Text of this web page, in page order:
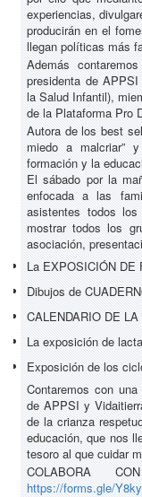
experiencias,
producirán en el
llegan políticas más
Además
presidenta de
la Salud Infantil),
de la Plataforma Pro
Autora de los best
miedo a malcriar”
formación y la
El sábado por la
enfocada a las
asistentes todos
mostrar todos los
asociación,
La EXPOSICIÓN DE
Dibujos de
CALENDARIO DE LA
La exposición de
Exposición de los
Contaremos con
de APPSI y
de la crianza
educación, que nos
tesoro al que cuidar
COLABORA
https://forms.gle/